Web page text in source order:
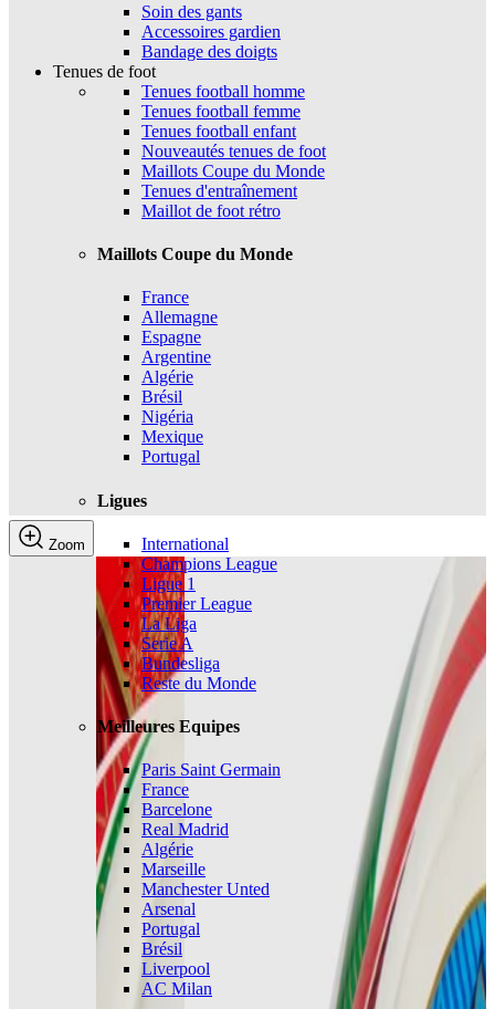
Soin des gants
Accessoires gardien
Bandage des doigts
Tenues de foot
Tenues football homme
Tenues football femme
Tenues football enfant
Nouveautés tenues de foot
Maillots Coupe du Monde
Tenues d'entraînement
Maillot de foot rétro
Maillots Coupe du Monde
France
Allemagne
Espagne
Argentine
Algérie
Brésil
Nigéria
Mexique
Portugal
Ligues
International
Champions League
Ligue 1
Premier League
La Liga
Serie A
Bundesliga
Reste du Monde
Meilleures Equipes
Paris Saint Germain
France
Barcelone
Real Madrid
Algérie
Marseille
Manchester Unted
Arsenal
Portugal
Brésil
Liverpool
AC Milan
Zoom